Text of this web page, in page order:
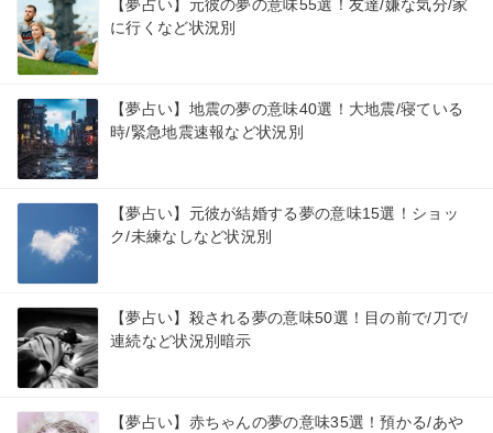
【夢占い】元彼の夢の意味55選！友達/嫌な気分/家
に行くなど状況別
【夢占い】地震の夢の意味40選！大地震/寝ている
時/緊急地震速報など状況別
【夢占い】元彼が結婚する夢の意味15選！ショッ
ク/未練なしなど状況別
【夢占い】殺される夢の意味50選！目の前で/刀で/
連続など状況別暗示
【夢占い】赤ちゃんの夢の意味35選！預かる/あや